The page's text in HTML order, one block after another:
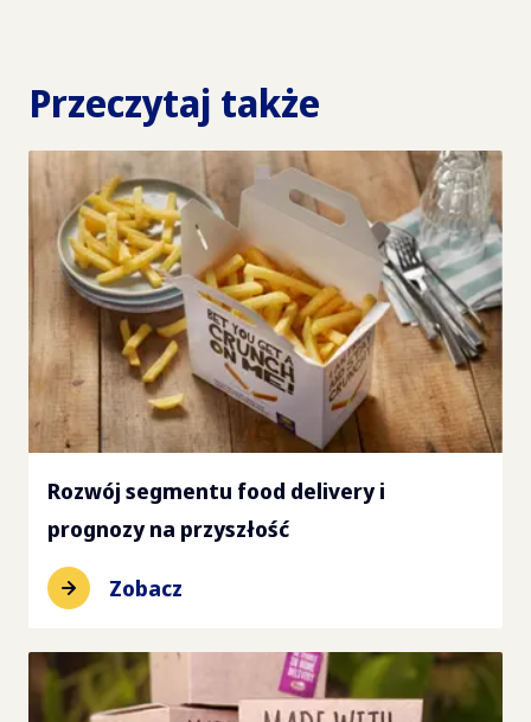
Przeczytaj także
Rozwój segmentu food delivery i
prognozy na przyszłość
Zobacz